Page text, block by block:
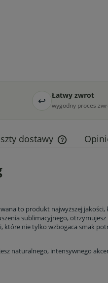
↩ Łatwy zwrot
wygodny proces
dostawy
to produkt najwyższej jakości,
sublimacyjnego,
nie tylko wzbogaca smak
naturalnego, intensywnego